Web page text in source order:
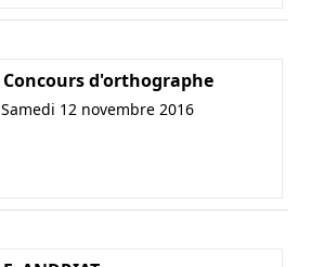
Concours d'orthographe
Samedi 12 novembre 2016